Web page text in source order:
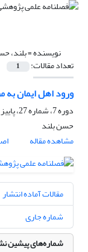
نویسنده =بلند،
تعداد مقالات: 1
ورود اهل ایمان به
دوره 7، شماره 27، پاییز 1393، صفحه
حسن بلند
مشاهده مقاله
مقالات آماده انتشار
شماره جاری
شماره‌های پیشین